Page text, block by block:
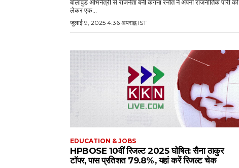
बॉलीवुड अभिनेत्री से राजनेता बनीं कंगना रनौत ने अपनी राजनीतिक पारी को
लेकर एक...
जुलाई 9, 2025 4:36 अपराह्न IST
EDUCATION & JOBS
HPBOSE 10वीं रिजल्ट 2025 घोषित: सैना ठाकुर
टॉपर, पास प्रतिशत 79.8%, यहां करें रिजल्ट चेक